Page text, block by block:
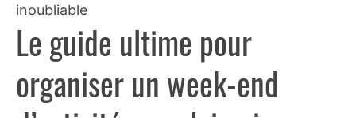
inoubliable
Le guide ultime pour
organiser un week-end